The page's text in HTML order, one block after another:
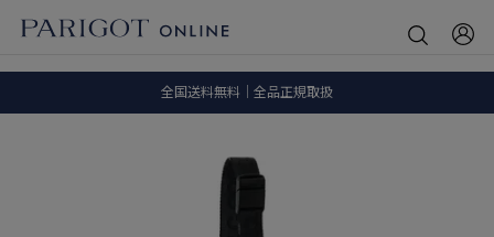
全国送料無料｜全品正規取扱